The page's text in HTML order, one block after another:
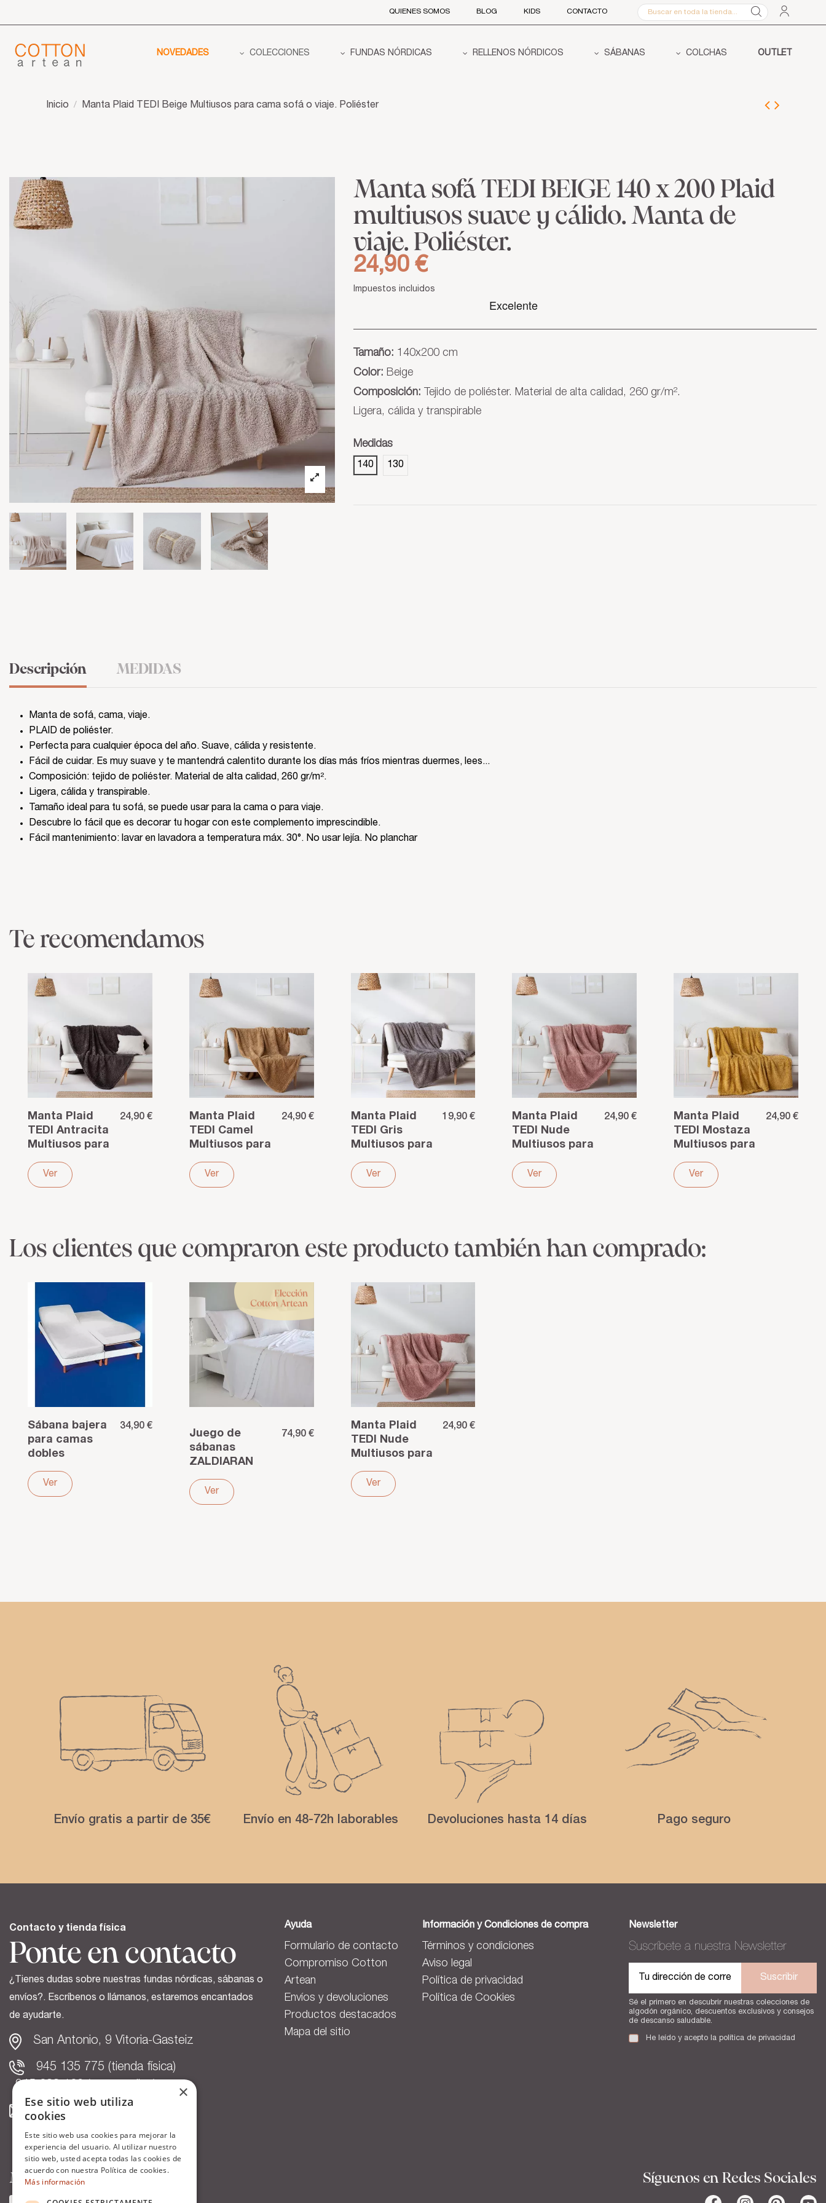
QUIENES SOMOS BLOG KIDS CONTACTO
NOVEDADES COLECCIONES FUNDAS NÓRDICAS RELLENOS NÓRDICOS SÁBANAS COLCHAS OUTLET
Inicio Manta Plaid TEDI Beige Multiusos para cama sofá o viaje. Poliéster
Manta sofá TEDI BEIGE 140 x 200 Plaid
multiusos suave y cálido. Manta de
viaje. Poliéster.
24,90 €
Impuestos incluidos
Tamaño: 140x200 cm
Color: Beige
Composición:
ejido de poliéster. Material de alta calidad, 260 gr/m².
Ligera, cálida y transpirable
Medidas
140 130
Descripción MEDIDAS
Manta de sofá, cama, viaje.
PLAID de poliéster.
Perfecta para cualquier época del año. Suave, cálida y resistente.
Fácil de cuidar. Es muy suave y te mantendrá calentito durante los días más fríos mientras duermes, lees...
Composición: tejido de poliéster. Material de alta calidad, 260 gr/m².
Ligera, cálida y transpirable.
Tamaño ideal para tu sofá, se puede usar para la cama o para viaje.
Descubre lo fácil que es decorar tu hogar con este complemento imprescindible.
Fácil mantenimiento: lavar en lavadora a temperatura máx. 30°. No usar lejía. No planchar
Te recomendamos
Manta Plaid
TEDI Antracita
Multiusos para
cama sofá o
viaje. Poliéster
24,90 €
Ver
Manta Plaid
TEDI Camel
Multiusos para
cama sofá o
viaje. Poliéster
24,90 €
Ver
Manta Plaid
TEDI Gris
Multiusos para
cama sofá o
viaje. Poliéster
19,90 €
Ver
Manta Plaid
TEDI Nude
Multiusos para
cama sofá o
viaje. Poliéster
24,90 €
Ver
Manta Plaid
TEDI Mostaza
Multiusos para
cama sofá o
viaje. Poliéster
24,90 €
Ver
Los clientes que compraron este producto también han comprado:
Sábana bajera
para camas
dobles
articuladas de
90 BLANCA
34,90 €
Ver
Juego de
sábanas
ZALDIARAN
satén de
algodón
egipcio 300
74,90 €
Ver
Manta Plaid
TEDI Nude
Multiusos para
cama sofá o
viaje. Poliéster
24,90 €
Ver
Envío gratis a partir de 35€ Envío en 48-72h laborables Devoluciones hasta 14 días Pago seguro
Contacto y tienda física
Ponte en contacto
¿Tienes dudas sobre nuestras fundas nórdicas, sábanas o
envíos?. Escríbenos o llámanos, estaremos encantados
de ayudarte.
San Antonio, 9 Vitoria-Gasteiz
945 135 775 (tienda física)
945 033 186 (venta online)
info@cottonartean.com
Ayuda
Formulario de contacto
Compromiso Cotton
Artean
Envíos y devoluciones
Productos destacados
Mapa del sitio
Información y Condiciones de compra
Términos y condiciones
Aviso legal
Política de privacidad
Política de Cookies
Newsletter
Suscríbete a nuestra Newsletter
Suscribir
Sé el primero en descubrir nuestras colecciones de
algodón orgánico, descuentos exclusivos y consejos
de descanso saludable.
He leído y acepto la política de privacidad
Metodos de pago aceptados Síguenos en Redes Sociales
×
Ese sitio web utiliza
cookies
Este sitio web usa cookies para mejorar la
experiencia del usuario. Al utilizar nuestro
sitio web, usted acepta todas las cookies de
acuerdo con nuestra Política de cookies.
Más información